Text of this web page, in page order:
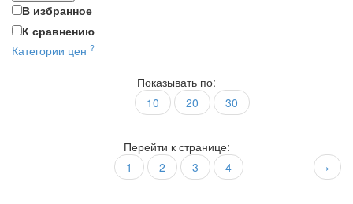
В избранное
К сравнению
Категории цен ?
Показывать по:
10
20 30
Перейти к странице:
1
2 3 ›
4